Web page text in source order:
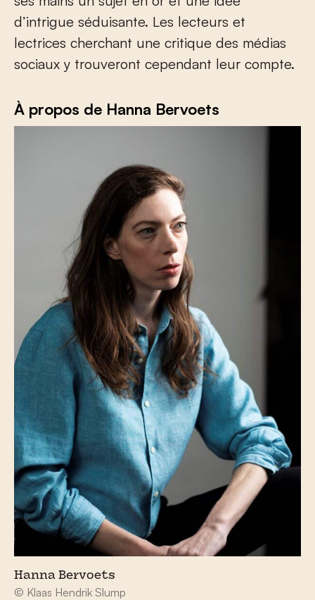
d’intrigue séduisante. Les lecteurs et
lectrices cherchant une critique des médias
sociaux y trouveront cependant leur compte.
À propos de Hanna Bervoets
Hanna Bervoets
© Klaas Hendrik Slump